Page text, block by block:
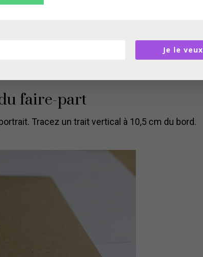
faire-part
Tracez un trait vertical à 10,5 cm du bord.
Je le veux